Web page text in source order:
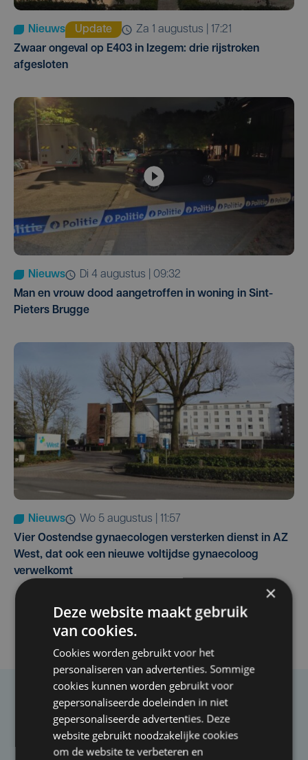
Nieuws Update
za 1 augustus | 17:21
Zwaar ongeval op E403 in Izegem: drie rijstroken
afgesloten
Nieuws
di 4 augustus | 09:32
Man en vrouw dood aangetroffen in woning in Sint-
Pieters Brugge
Nieuws
wo 5 augustus | 11:57
Vier Oostendse gynaecologen versterken dienst in AZ
West, dat ook een nieuwe voltijdse gynaecoloog
verwelkomt
Taalfout opgemerkt?
Heb je een taal- of schrijffout opgemerkt in dit
artikel?
×
Deze website maakt gebruik
van cookies.
Cookies worden gebruikt voor het
personaliseren van advertenties. Sommige
cookies kunnen worden gebruikt voor
gepersonaliseerde doeleinden in niet
gepersonaliseerde advertenties. Deze
website gebruikt noodzakelijke cookies
om de website te verbeteren en